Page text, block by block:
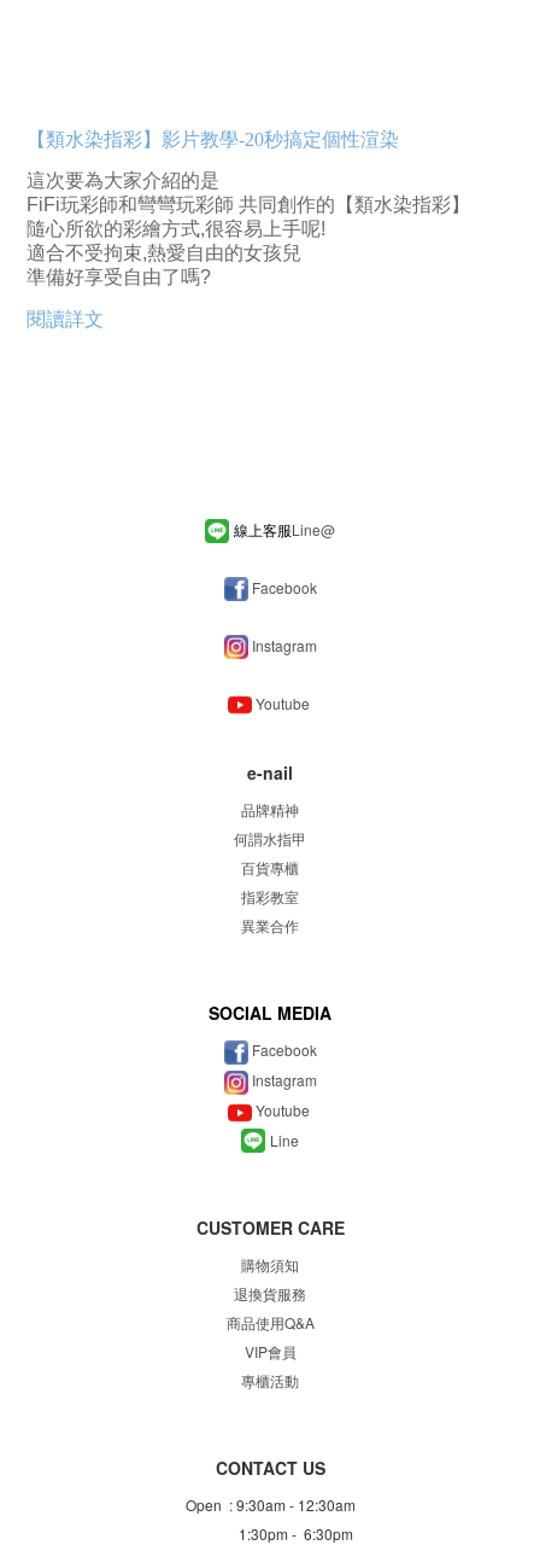
【類水染指彩】影片教學-20秒搞定個性渲染
這次要為大家介紹的是
FiFi玩彩師和彎彎玩彩師 共同創作的【類水染指彩】
隨心所欲的彩繪方式,很容易上手呢!
適合不受拘束,熱愛自由的女孩兒
準備好享受自由了嗎?
閱讀詳文
線上客服Line@
Facebook
Instagram
Youtube
e-nail
品牌精神
何謂水指甲
百貨專櫃
指彩教室
異業合作
SOCIAL MEDIA
Facebook
Instagram
Youtube
Line
CUSTOMER CARE
購物須知
退換貨服務
商品使用Q&A
VIP會員
專櫃活動
CONTACT US
Open : 9:30am - 12:30am
1:30pm - 6:30pm